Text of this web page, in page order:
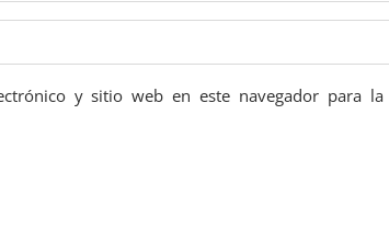
y sitio web en este navegador para